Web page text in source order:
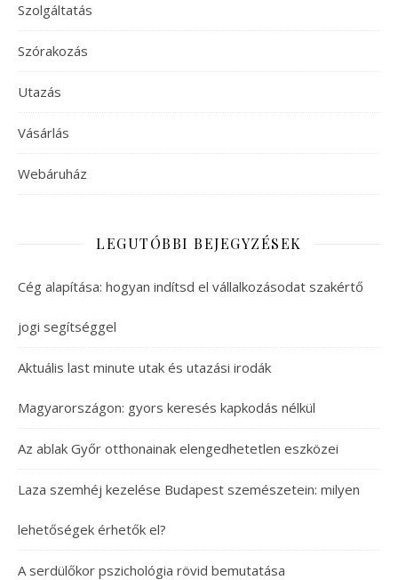
Szolgáltatás
Szórakozás
Utazás
Vásárlás
Webáruház
LEGUTÓBBI BEJEGYZÉSEK
Cég alapítása: hogyan indítsd el vállalkozásodat szakértő
jogi segítséggel
Aktuális last minute utak és utazási irodák
Magyarországon: gyors keresés kapkodás nélkül
Az ablak Győr otthonainak elengedhetetlen eszközei
Laza szemhéj kezelése Budapest szemészetein: milyen
lehetőségek érhetők el?
A serdülőkor pszichológia rövid bemutatása